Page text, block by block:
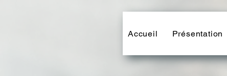
Accueil Présentation